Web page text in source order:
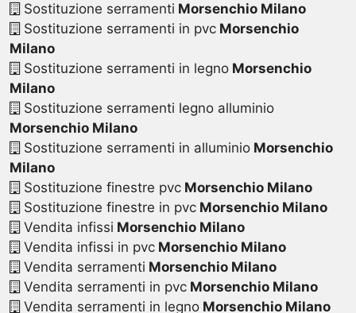
Sostituzione serramenti Morsenchio Milano
Sostituzione serramenti in pvcMorsenchio
Milano
Sostituzione serramenti in legnoMorsenchio
Milano
Sostituzione serramenti legno alluminio
Morsenchio Milano
Sostituzione serramenti in alluminioMorsenchio
Milano
Sostituzione finestre pvcMorsenchio Milano
Sostituzione finestre in pvcMorsenchio Milano
Vendita infissi Morsenchio Milano
Vendita infissi in pvcMorsenchio Milano
Vendita serramenti Morsenchio Milano
Vendita serramenti in pvcMorsenchio Milano
Vendita serramenti in legnoMorsenchio Milano